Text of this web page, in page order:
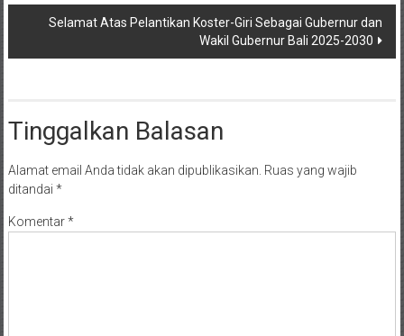
Selamat Atas Pelantikan Koster-Giri Sebagai Gubernur dan
Wakil Gubernur Bali 2025-2030
Tinggalkan Balasan
Alamat email Anda tidak akan dipublikasikan. Ruas yang wajib
ditandai *
Komentar*